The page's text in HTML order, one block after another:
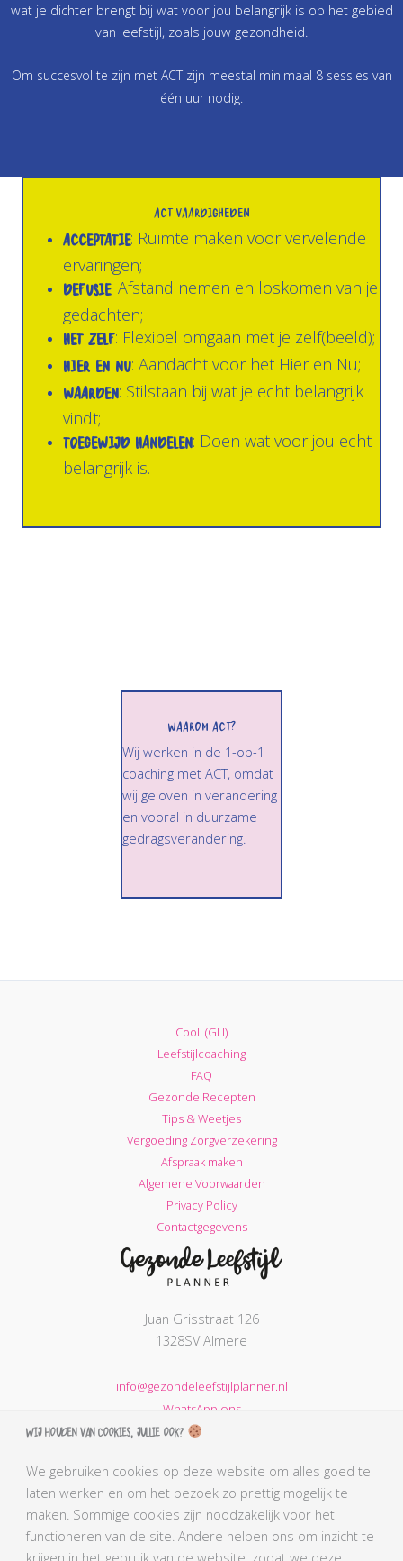
wat je dichter brengt bij wat voor jou belangrijk is op het gebied
van leefstijl, zoals jouw gezondheid.
Om succesvol te zijn met ACT zijn meestal minimaal 8 sessies van
één uur nodig.
ACT vaardigheden
Acceptatie: Ruimte maken voor vervelende
ervaringen;
Defusie: Afstand nemen en loskomen van je
gedachten;
Het Zelf: Flexibel omgaan met je zelf(beeld);
Hier en Nu: Aandacht voor het Hier en Nu;
Waarden: Stilstaan bij wat je echt belangrijk
vindt;
Toegewijd Handelen: Doen wat voor jou echt
belangrijk is.
Waarom ACT?
Wij werken in de 1-op-1
coaching met ACT, omdat
wij geloven in verandering
en vooral in duurzame
gedragsverandering.
CooL (GLI)
Leefstijlcoaching
FAQ
Gezonde Recepten
Tips & Weetjes
Vergoeding Zorgverzekering
Afspraak maken
Algemene Voorwaarden
Privacy Policy
Contactgegevens
Juan Grisstraat 126
1328SV Almere
info@gezondeleefstijlplanner.nl
WhatsApp ons
KVK nummer: 68664621
BTW nummer: NL002203974B31
AGB-code Praktijk: 90069212
AGB-code Zorgverlener Simone: 90110291
Kabiz registratienummer: 18106656784
Wij houden van cookies, jullie ook?
We gebruiken cookies op deze website om alles goed te
laten werken en om het bezoek zo prettig mogelijk te
maken. Sommige cookies zijn noodzakelijk voor het
functioneren van de site. Andere helpen ons om inzicht te